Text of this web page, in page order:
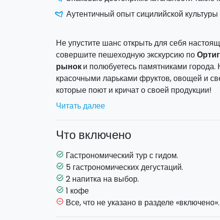
Аутентичный опыт сицилийской
Не упустите шанс открыть для себя
совершите пешеходную экскурсию по
рыноки полюбуетесь памятниками города.
красочными ларьками фруктов, овощей и
которые поют и кричат о своей продукции!
Вы продолжите движение в направлении
памятников Ортигии и самого древнего
самой высокой части острова, где раньше
Во время тура будет 5 остановок, во время
продуктов, таких как: мясное ассорти,
ugghiutu" (вареный осьминог), аранчини и
сладкой ноте будет возможность
Уличная еда в таких городах, как Катания,
Читать далее
Что включено
task_alt Гастрономический тур с гидом.
task_alt 5 гастрономических дегустаций.
task_alt 2 напитка на выбор.
task_alt 1 кофе
remove_circle_outline Все, что не указано в разделе «включено».